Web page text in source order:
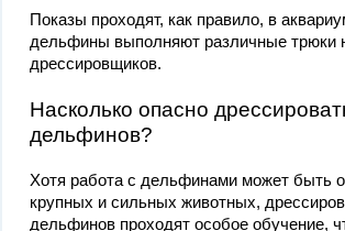
Показы проходят, как правило, в
дельфины выполняют различные трюки
дрессировщиков.
Насколько опасно
дельфинов?
Хотя работа с дельфинами может быть
крупных и сильных животных,
дельфинов проходят особое обучение,